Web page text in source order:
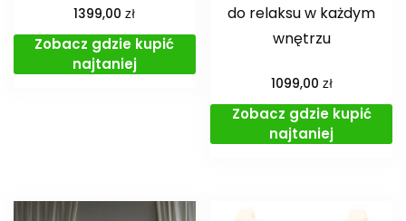
1399,00zł
Zobacz gdzie kupić
najtaniej
do relaksu w każdym
wnętrzu
1099,00 zł
Zobacz gdzie kupić
najtaniej